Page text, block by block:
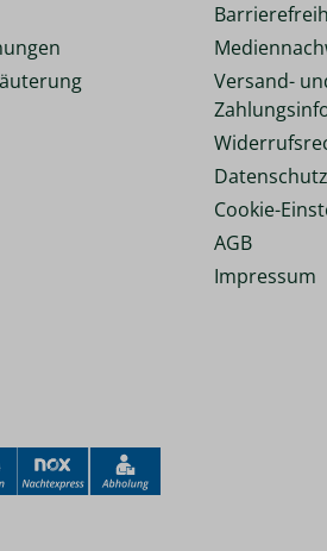
Versand-
Datenschutz
Cookie-
AGB
Impressum